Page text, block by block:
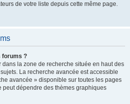
de votre liste depuis cette même page.
forums ?
la zone de recherche située en haut des
La recherche avancée est accessible
avancée » disponible sur toutes les pages
peut dépendre des thèmes graphiques